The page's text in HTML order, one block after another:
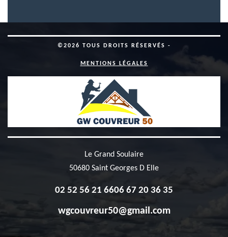
©2026 TOUS DROITS RÉSERVÉS -
MENTIONS LÉGALES
Le Grand Soulaire
50680 Saint Georges D Elle
02 52 56 21 6606 67 20 36 35
wgcouvreur50@gmail.com